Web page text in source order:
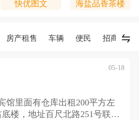
快优图文 海盐品香茶楼
房产租售 车辆 便民 招商/合作
05-18
馆里面有仓库出租200平方左
楼，地址百尺北路251号 联系